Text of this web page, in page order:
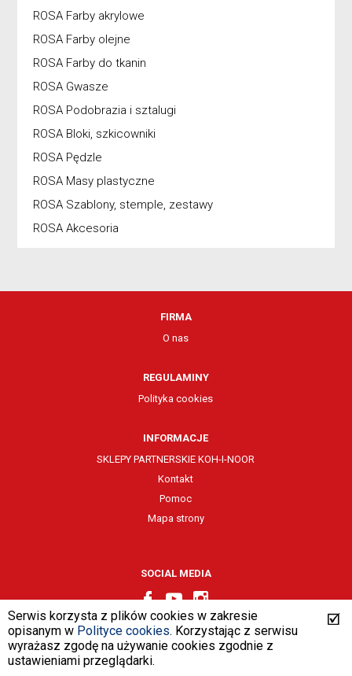
ROSA Farby akrylowe
ROSA Farby olejne
ROSA Farby do tkanin
ROSA Gwasze
ROSA Podobrazia i sztalugi
ROSA Bloki, szkicowniki
ROSA Pędzle
ROSA Masy plastyczne
ROSA Szablony, stemple, zestawy
ROSA Akcesoria
FIRMA
O nas
REGULAMINY
Polityka cookies
INFORMACJE
SKLEPY PARTNERSKIE KOH-I-NOOR
Kontakt
Pomoc
Mapa strony
SOCIAL MEDIA
Serwis korzysta z plików cookies w zakresie
opisanym w Polityce cookies. Korzystając z serwisu
wyrażasz zgodę na używanie cookies zgodnie z
ustawieniami przeglądarki.